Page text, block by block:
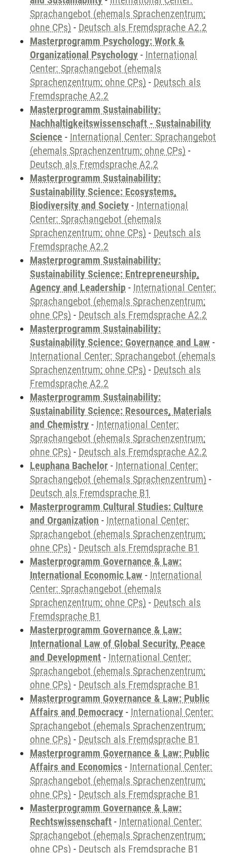
Sprachangebot (ehemals Sprachenzentrum;
ohne CPs) - Deutsch als Fremdsprache A2.2
Masterprogramm Psychology: Work &
Organizational Psychology - International
Center: Sprachangebot (ehemals
Sprachenzentrum; ohne CPs) - Deutsch als
Fremdsprache A2.2
Masterprogramm Sustainability:
Nachhaltigkeitswissenschaft - Sustainability
Science - International Center: Sprachangebot
(ehemals Sprachenzentrum; ohne CPs) -
Deutsch als Fremdsprache A2.2
Masterprogramm Sustainability:
Sustainability Science: Ecosystems,
Biodiversity and Society - International
Center: Sprachangebot (ehemals
Sprachenzentrum; ohne CPs) - Deutsch als
Fremdsprache A2.2
Masterprogramm Sustainability:
Sustainability Science: Entrepreneurship,
Agency and Leadership - International Center:
Sprachangebot (ehemals Sprachenzentrum;
ohne CPs) - Deutsch als Fremdsprache A2.2
Masterprogramm Sustainability:
Sustainability Science: Governance and Law -
International Center: Sprachangebot (ehemals
Sprachenzentrum; ohne CPs) - Deutsch als
Fremdsprache A2.2
Masterprogramm Sustainability:
Sustainability Science: Resources, Materials
and Chemistry - International Center:
Sprachangebot (ehemals Sprachenzentrum;
ohne CPs) - Deutsch als Fremdsprache A2.2
Leuphana Bachelor - International Center:
Sprachangebot (ehemals Sprachenzentrum) -
Deutsch als Fremdsprache B1
Masterprogramm Cultural Studies: Culture
and Organization - International Center:
Sprachangebot (ehemals Sprachenzentrum;
ohne CPs) - Deutsch als Fremdsprache B1
Masterprogramm Governance & Law:
International Economic Law - International
Center: Sprachangebot (ehemals
Sprachenzentrum; ohne CPs) - Deutsch als
Fremdsprache B1
Masterprogramm Governance & Law:
International Law of Global Security, Peace
and Development - International Center:
Sprachangebot (ehemals Sprachenzentrum;
ohne CPs) - Deutsch als Fremdsprache B1
Masterprogramm Governance & Law: Public
Affairs and Democracy - International Center:
Sprachangebot (ehemals Sprachenzentrum;
ohne CPs) - Deutsch als Fremdsprache B1
Masterprogramm Governance & Law: Public
Affairs and Economics - International Center:
Sprachangebot (ehemals Sprachenzentrum;
ohne CPs) - Deutsch als Fremdsprache B1
Masterprogramm Governance & Law:
Rechtswissenschaft - International Center:
Sprachangebot (ehemals Sprachenzentrum;
ohne CPs) - Deutsch als Fremdsprache B1